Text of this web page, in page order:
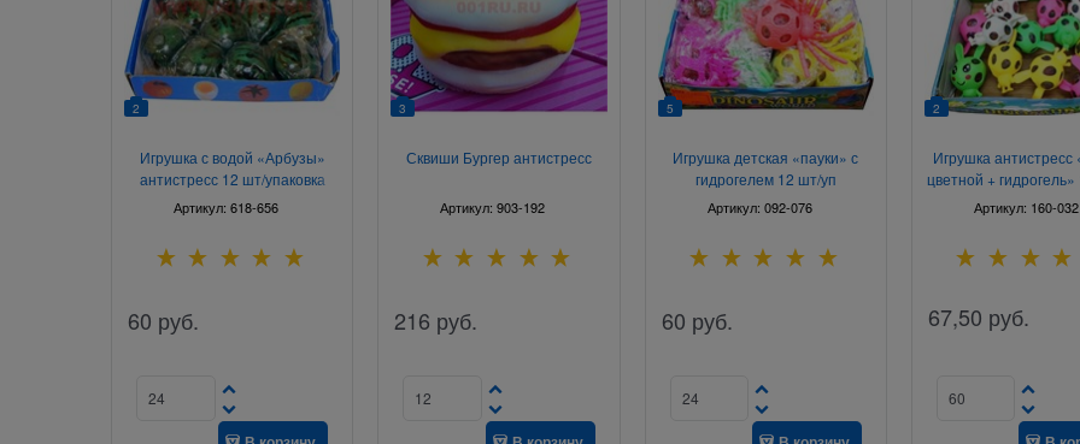
2
Игрушка с водой «Арбузы»
антистресс 12 шт/упаковка
Артикул:618-656
60 руб.
3
Сквиши Бургер антистресс
Артикул:903-192
216 руб.
5
Игрушка детская «пауки» с
гидрогелем 12 шт/уп
Артикул: 092-076
60 руб.
2
Игрушка антистресс
цветной + гидрогель»
Артикул: 160-032
67,50 руб.